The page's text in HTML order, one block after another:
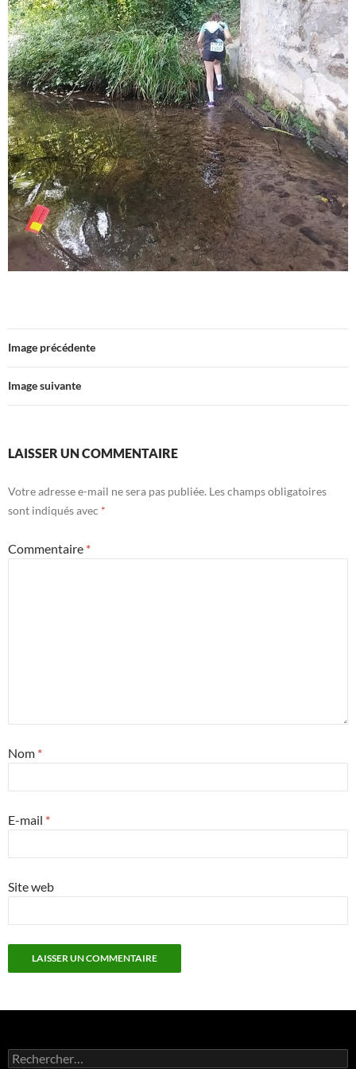
Image précédente
Image suivante
LAISSER UN COMMENTAIRE
Votre adresse e-mail ne sera pas publiée. Les champs obligatoires
sont indiqués avec *
Commentaire *
Nom *
E-mail *
Site web
Rechercher :